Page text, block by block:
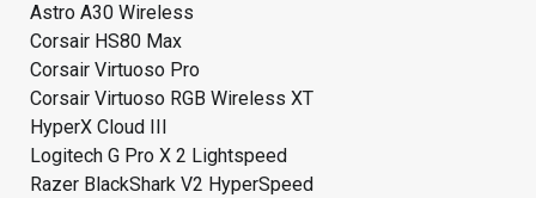
Astro A30 Wireless
Corsair HS80 Max
Corsair Virtuoso Pro
Corsair Virtuoso RGB Wireless XT
HyperX Cloud III
Logitech G Pro X 2 Lightspeed
Razer BlackShark V2 HyperSpeed